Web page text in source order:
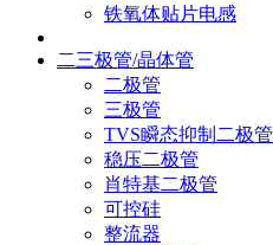
铁氧体贴片电感
二三极管/晶体管
二极管
三极管
TVS瞬态抑制二极管
稳压二极管
肖特基二极管
可控硅
整流器